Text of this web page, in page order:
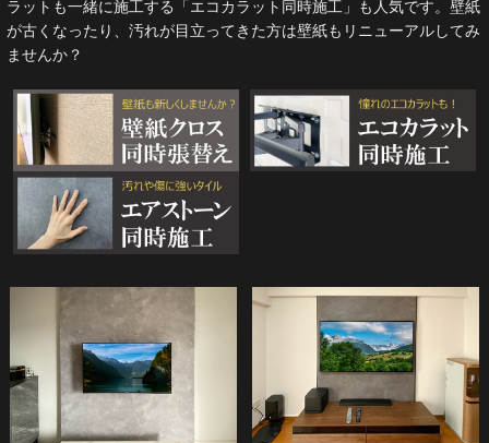
ラットも一緒に施工する「エコカラット同時施工」も人気です。壁紙
が古くなったり、汚れが目立ってきた方は壁紙もリニューアルしてみ
ませんか？